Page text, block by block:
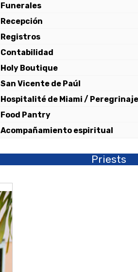
Funerales
Recepción
Registros
Contabilidad
Holy Boutique
San Vicente de Paúl
Hospitalité de Miami / Peregrinaje
Food Pantry
Acompañamiento espiritual
Priests